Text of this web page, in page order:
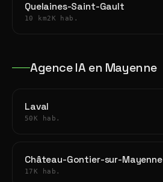
Quelaines-Saint-Gault
10 km2K hab.
Agence IA en Mayenne
Laval
50K hab.
Château-Gontier-sur-Mayenne
17K hab.